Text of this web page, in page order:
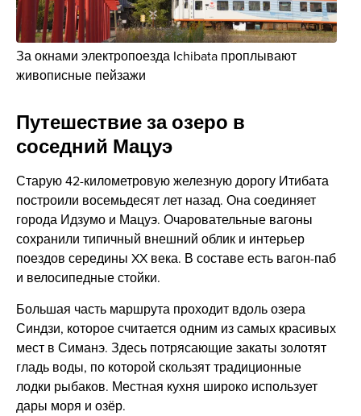
За окнами электропоезда Ichibata проплывают
живописные пейзажи
Путешествие за озеро в
соседний Мацуэ
Старую 42-километровую железную дорогу Итибата
построили восемьдесят лет назад. Она соединяет
города Идзумо и Мацуэ. Очаровательные вагоны
сохранили типичный внешний облик и интерьер
поездов середины XX века. В составе есть вагон-паб
и велосипедные стойки.
Большая часть маршрута проходит вдоль озера
Синдзи, которое считается одним из самых красивых
мест в Симанэ. Здесь потрясающие закаты золотят
гладь воды, по которой скользят традиционные
лодки рыбаков. Местная кухня широко использует
дары моря и озёр.